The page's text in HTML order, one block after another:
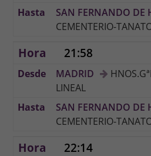
SAN FERNANDO DE
CEMENTERIO-
21:58
MADRID
LINEAL
SAN FERNANDO DE
CEMENTERIO-
22:14